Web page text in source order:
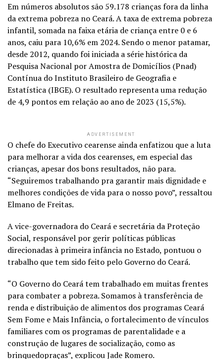
Em números absolutos são 59.178 crianças fora da linha
da extrema pobreza no Ceará. A taxa de extrema pobreza
infantil, somada na faixa etária de criança entre 0 e 6
anos, caiu para 10,6% em 2024. Sendo o menor patamar,
desde 2012, quando foi iniciada a série histórica da
Pesquisa Nacional por Amostra de Domicílios (Pnad)
Contínua do Instituto Brasileiro de Geografia e
Estatística (IBGE). O resultado representa uma redução
de 4,9 pontos em relação ao ano de 2023 (15,5%).
ADVERTISEMENT
O chefe do Executivo cearense ainda enfatizou que a luta
para melhorar a vida dos cearenses, em especial das
crianças, apesar dos bons resultados, não para.
“Seguiremos trabalhando pra garantir mais dignidade e
melhores condições de vida para o nosso povo”, ressaltou
Elmano de Freitas.
A vice-governadora do Ceará e secretária da Proteção
Social, responsável por gerir políticas públicas
direcionadas à primeira infância no Estado, pontuou o
trabalho que tem sido feito pelo Governo do Ceará.
“O Governo do Ceará tem trabalhado em muitas frentes
para combater a pobreza. Somamos à transferência de
renda e distribuição de alimentos dos programas Ceará
Sem Fome e Mais Infância, o fortalecimento de vínculos
familiares com os programas de parentalidade e a
construção de lugares de socialização, como as
brinquedopraças”, explicou Jade Romero.